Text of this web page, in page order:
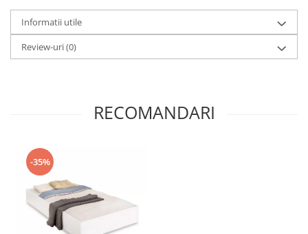
Informatii utile
Review-uri(0)
RECOMANDARI
-35%